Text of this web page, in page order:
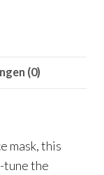
(0)
mask, this
tune the